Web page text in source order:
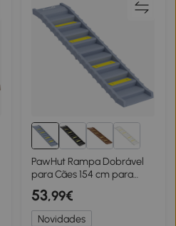
PawHut Rampa Dobrável
para Cães 154 cm para
Carro e Cama com 10
Degraus Antiderrapantes,
até 68 kg, Cinzento
53,99€
Novidades